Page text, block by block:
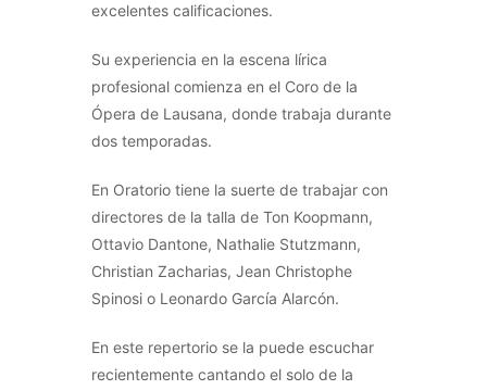
excelentes calificaciones.
Su experiencia en la escena lírica
profesional comienza en el Coro de la
Ópera de Lausana, donde trabaja durante
dos temporadas.
En Oratorio tiene la suerte de trabajar con
directores de la talla de Ton Koopmann,
Ottavio Dantone, Nathalie Stutzmann,
Christian Zacharias, Jean Christophe
Spinosi o Leonardo García Alarcón.
En este repertorio se la puede escuchar
recientemente cantando el solo de la